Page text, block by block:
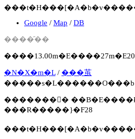
Google / Map / DB
����̑��
�N�X�m�L/ ���茧
�����s�L������O���b
�������񍐏�
���R�����}�F28